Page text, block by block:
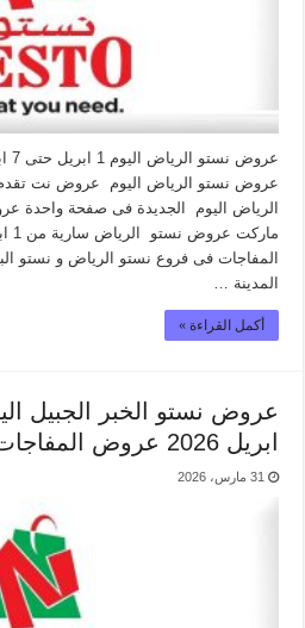
عروض نستو الرياض اليوم عروض نت
الرياض اليوم الجديدة فى صفحة واحدة
المفاجات فى فروع نستو الرياض و نستو
المدينة …
أكمل القراءة »
ابريل 2026 عروض المفاجات
31 مارس، 2026